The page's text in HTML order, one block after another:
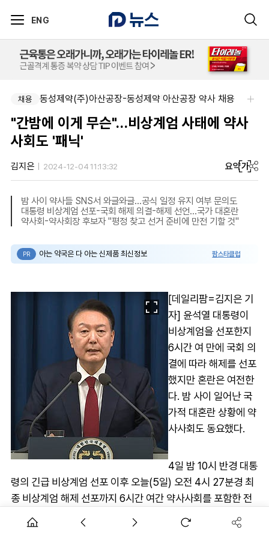
ENG
채용 팜리쿠르트-충청지역 의원 영업 팀장 채용
채용 동성제약(주)아산공장-동성제약 아산공장 약사 채용
"간밤에 이게 무슨"…비상계엄 사태에 약사
사회도 '패닉'
김지은 2024-12-04 11:13:32 요약가
밤 사이 약사들 SNS서 와글와글…공식 일정 유지 여부 문의도
대통령 비상계엄 선포-국회 해제 의결-해제 선언…국가 대혼란
약사회-약사회장 후보자 "평정 찾고 선거 준비에 만전 기할 것"
PR 아는 약국은 다 아는 신제품 최신정보 팜스타클럽
[데일리팜=김지은 기
자] 윤석열 대통령이
비상계엄을 선포한지
6시간 여 만에 국회 의
결에 따라 해제를 선포
했지만 혼란은 여전한
다. 밤 사이 일어난 국
가적 대혼란 상황에 약
사사회도 동요했다.
4일 밤 10시 반경 대통
령의 긴급 비상계엄 선포 이후 오늘(5일) 오전 4시 27분경 최
종 비상계엄 해제 선포까지 6시간 여간 약사사회를 포함한 전